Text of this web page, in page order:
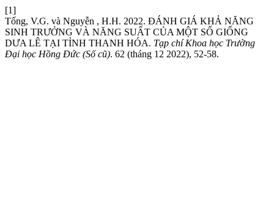
[1]
Tống, V.G. và Nguyễn , H.H. 2022. ĐÁNH GIÁ KHẢ NĂNG
SINH TRƯỞNG VÀ NĂNG SUẤT CỦA MỘT SỐ GIỐNG
DƯA LÊ TẠI TỈNH THANH HÓA. Tạp chí Khoa học Trường
Đại học Hồng Đức (Số cũ). 62 (tháng 12 2022), 52-58.